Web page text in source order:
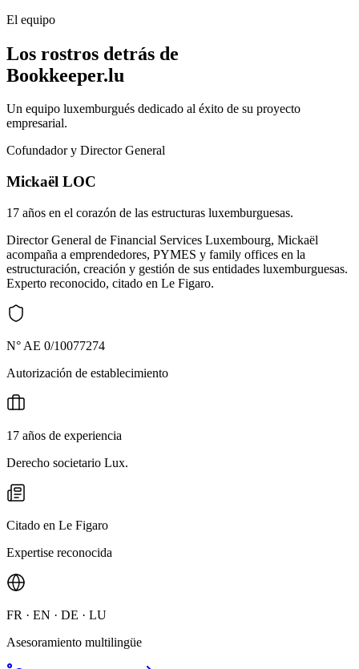
El equipo
Los rostros detrás de
Bookkeeper.lu
Un equipo luxemburgués dedicado al éxito de su proyecto
empresarial.
Cofundador y Director General
Mickaël LOC
17 años en el corazón de las estructuras luxemburguesas.
Director General de Financial Services Luxembourg, Mickaël
acompaña a emprendedores, PYMES y family offices en la
estructuración, creación y gestión de sus entidades luxemburguesas.
Experto reconocido, citado en Le Figaro.
N° AE 0/10077274
Autorización de establecimiento
17 años de experiencia
Derecho societario Lux.
Citado en Le Figaro
Expertise reconocida
FR · EN · DE · LU
Asesoramiento multilingüe